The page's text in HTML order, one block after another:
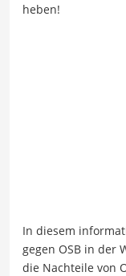
heben!
In diesem
gegen OSB in der
die Nachteile von